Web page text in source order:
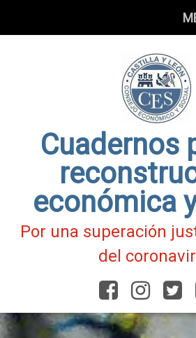
Cuadernos
económica
Por una superación
del
Facebook